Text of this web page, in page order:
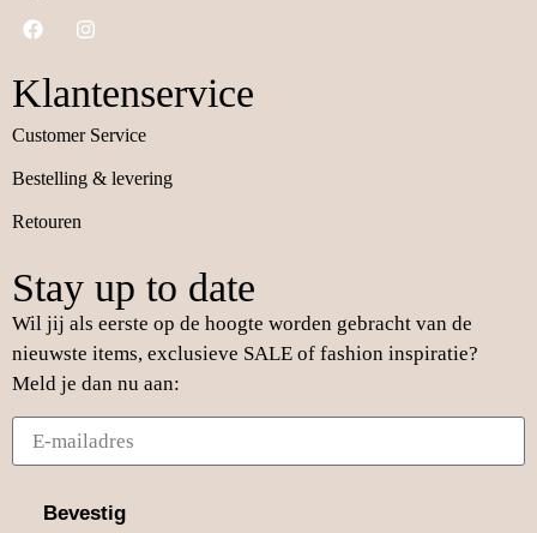
Klantenservice
Customer Service
Bestelling & levering
Retouren
Stay up to date
Wil jij als eerste op de hoogte worden gebracht van de
nieuwste items, exclusieve SALE of fashion inspiratie?
Meld je dan nu aan:
Bevestig